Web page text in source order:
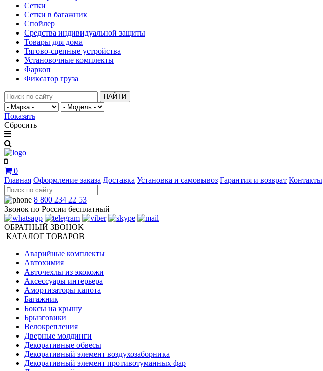
Сетки
Сетки в багажник
Спойлер
Средства индивидуальной защиты
Товары для дома
Тягово-сцепные устройства
Установочные комплекты
Фаркоп
Фиксатор груза
НАЙТИ
Показать
Сбросить
0
Главная Оформление заказа Доставка Установка и самовывоз Гарантия и возврат Контакты
8 800 234 22 53
Звонок по России бесплатный
ОБРАТНЫЙ ЗВОНОК
КАТАЛОГ ТОВАРОВ
Аварийные комплекты
Автохимия
Авточехлы из экокожи
Аксессуары интерьера
Амортизаторы капота
Багажник
Боксы на крышу
Брызговики
Велокрепления
Дверные молдинги
Декоративные обвесы
Декоративный элемент воздухозаборника
Декоративный элемент противотуманных фар